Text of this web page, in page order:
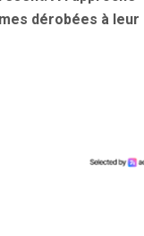
dérobées à leur